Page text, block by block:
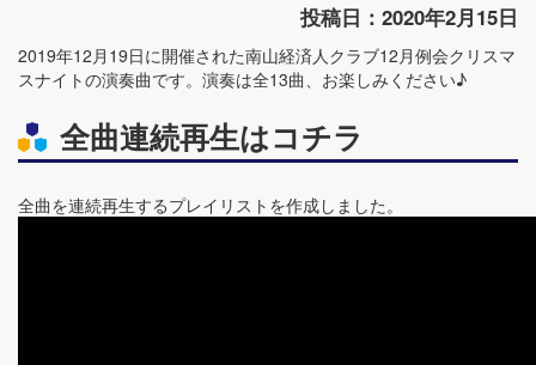
投稿日：2020年2月15日
2019年12月19日に開催された南山経済人クラブ12月例会クリスマ
スナイトの演奏曲です。演奏は全13曲、お楽しみください♪
全曲連続再生はコチラ
全曲を連続再生するプレイリストを作成しました。